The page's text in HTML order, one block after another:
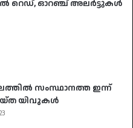
റെഡ്, ഓറഞ്ച് അലർട്ടുകൾ
സംസ്ഥാനത്ത ഇന്ന്
യിവുകൾ